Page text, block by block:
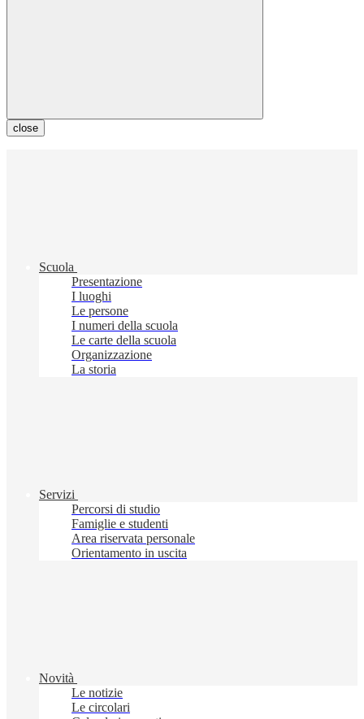
close
Scuola
Presentazione
I luoghi
Le persone
I numeri della scuola
Le carte della scuola
Organizzazione
La storia
Servizi
Percorsi di studio
Famiglie e studenti
Area riservata personale
Orientamento in uscita
Novità
Le notizie
Le circolari